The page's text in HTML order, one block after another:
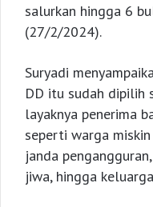
salurkan hingga 6
(27/2/2024).
Suryadi
DD itu sudah dipilih
layaknya penerima
seperti warga
janda
jiwa, hingga